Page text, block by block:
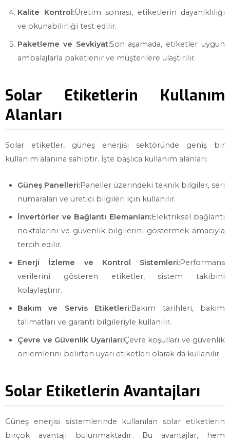
Kalite Kontrol:Üretim sonrası, etiketlerin dayanıklılığı
ve okunabilirliği test edilir.
Paketleme ve Sevkiyat:Son aşamada, etiketler uygun
ambalajlarla paketlenir ve müşterilere ulaştırılır.
Solar Etiketlerin Kullanım
Alanları
Solar etiketler, güneş enerjisi sektöründe geniş bir
kullanım alanına sahiptir. İşte başlıca kullanım alanları:
Güneş Panelleri:Paneller üzerindeki teknik bilgiler, seri
numaraları ve üretici bilgileri için kullanılır.
İnvertörler ve Bağlantı Elemanları:Elektriksel bağlantı
noktalarını ve güvenlik bilgilerini göstermek amacıyla
tercih edilir.
Enerji İzleme ve Kontrol Sistemleri:Performans
verilerini gösteren etiketler, sistem takibini
kolaylaştırır.
Bakım ve Servis Etiketleri:Bakım tarihleri, bakım
talimatları ve garanti bilgileriyle kullanılır.
Çevre ve Güvenlik Uyarıları:Çevre koşulları ve güvenlik
önlemlerini belirten uyarı etiketleri olarak da kullanılır.
Solar Etiketlerin Avantajları
Güneş enerjisi sistemlerinde kullanılan solar etiketlerin
birçok avantajı bulunmaktadır. Bu avantajlar, hem